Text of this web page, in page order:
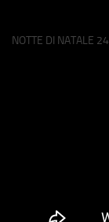
NOTTE DI NATALE 24